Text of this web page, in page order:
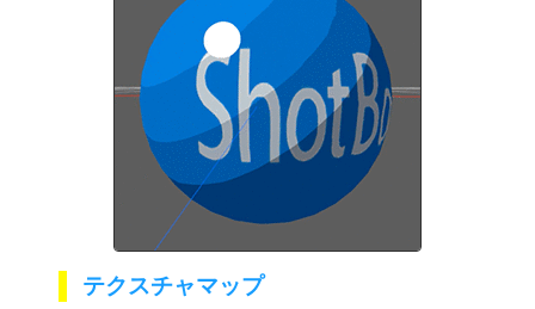
テクスチャマップ